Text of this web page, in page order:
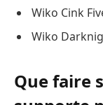
Wiko Cink
Wiko
Que faire